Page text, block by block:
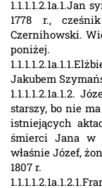
1.1.1.1.2.1a.1.Jan
1778 r.,
Czernihowski.
poniżej.
Jakubem
1.1.1.1.2.1a.1.2.
starszy, bo nie
istniejących
śmierci Jana w
właśnie Józef,
1807 r.